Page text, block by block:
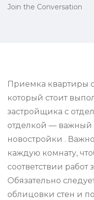
Join the Conversation
Приемка квартиры
который стоит
застройщика с
отделкой — важный
новостройки .
каждую комнату,
соответствии
Обязательно
облицовки стен и